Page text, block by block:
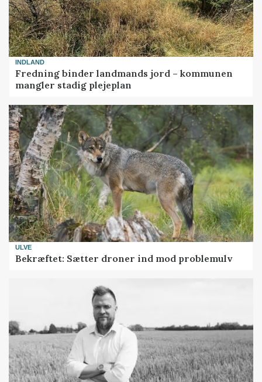
INDLAND
Fredning binder landmands jord – kommunen
mangler stadig plejeplan
ULVE
Bekræftet: Sætter droner ind mod problemulv